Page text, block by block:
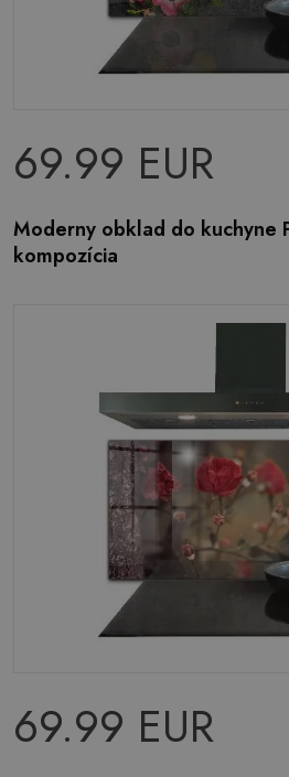
69.99 EUR
Moderny obklad do kuchyne
kompozícia
69.99 EUR